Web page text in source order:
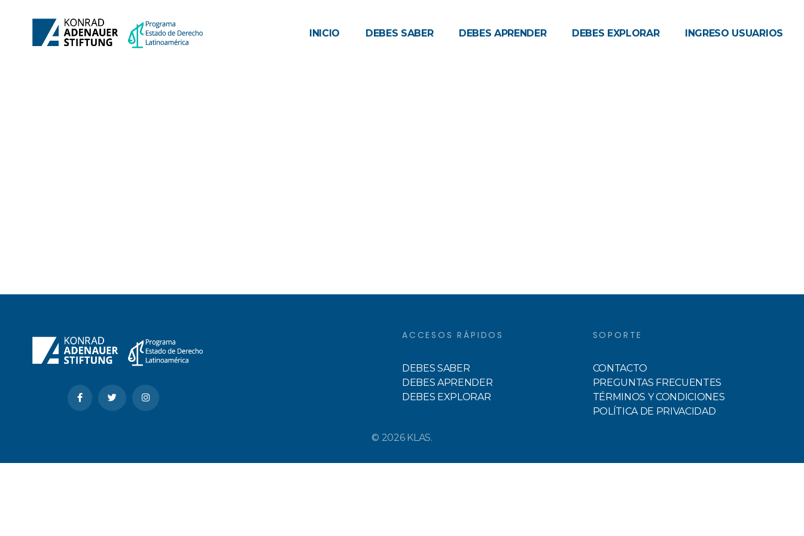
INICIO DEBES SABER DEBES APRENDER DEBES EXPLORAR INGRESO USUARIOS
ACCESOS RÁPIDOS
DEBES SABER
DEBES APRENDER
DEBES EXPLORAR
SOPORTE
CONTACTO
PREGUNTAS FRECUENTES
TÉRMINOS Y CONDICIONES
POLÍTICA DE PRIVACIDAD
© 2026 KLAS.